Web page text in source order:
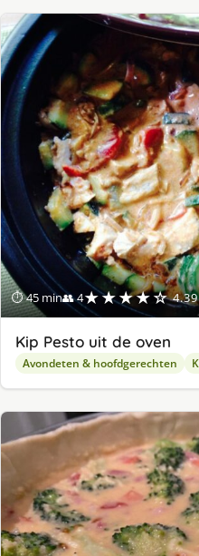
⏱ 45 min👥 4★★★★☆
Kip Pesto uit de oven
Avondeten & hoofdgerechten